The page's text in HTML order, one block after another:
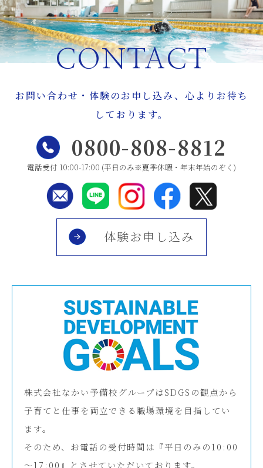
CONTACT
お問い合わせ・体験のお申し込み、心よりお待ち
しております。
0800-808-8812
電話受付 10:00-17:00 (平日のみ※夏季休暇・年末年始のぞく)
体験お申し込み
株式会社なかい予備校グループはSDGSの観点から
子育てと仕事を両立できる職場環境を目指してい
ます。
そのため、お電話の受付時間は『平日のみの10:00
～17:00』とさせていただいております。